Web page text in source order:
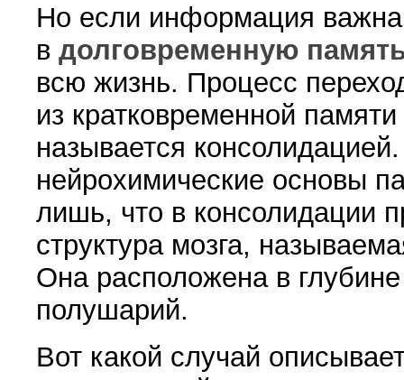
Но если информация
в долговременную
всю жизнь. Процесс
из кратковременной
называется
нейрохимические основы
лишь, что в консолидации
структура мозга,
Она расположена в
полушарий.
Вот какой случай